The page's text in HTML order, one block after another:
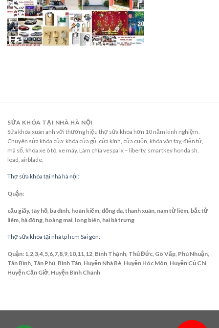
SỬA KHÓA TẠI NHÀ HÀ NỘI
Sửa khóa xuân anh với thương hiệu thợ sửa khóa hơn 10 năm kinh nghiệm.
Chuyên sửa khóa cửa: khóa cửa gỗ, cửa kính, cửa cuốn, khóa vân tay, điện tử,
mã số, khóa xe ô tô, xe máy. Làm chìa vespa lx – liberty, smartkey honda sh,
lead, airblade,
Thợ sửa khóa tại nhà hà nội:
Quận:
cầu giấy, tây hồ, ba đình, hoàn kiếm, đống đa, thanh xuân, nam từ liêm, bắc từ
liêm, hà đông, hoàng mai, long biên, hai bà trưng
Thợ sửa khóa tại nhà tp hcm Sài gòn:
Quận: 1,2,3,4,5,6,7,8,9,10,11,12 Bình Thạnh, Thủ Đức, Gò Vấp, Phú Nhuận,
Tân Bình, Tân Phú, Bình Tân, Huyện Nhà Bè, Huyện Hóc Môn, Huyện Củ Chi,
Huyện Cần Giờ, Huyện Bình Chánh